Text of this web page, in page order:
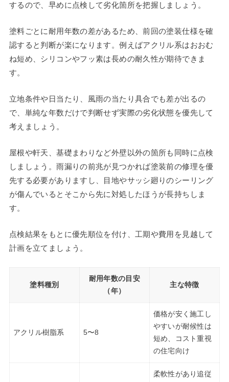
するので、早めに点検して劣化箇所を把握しましょう。
塗料ごとに耐用年数の差があるため、前回の塗装仕様を確
認すると判断が楽になります。例えばアクリル系はおおむ
ね短め、シリコンやフッ素は長めの耐久性が期待できま
す。
立地条件や日当たり、風雨の当たり具合でも差が出るの
で、単純な年数だけで判断せず実際の劣化状態を優先して
考えましょう。
屋根や軒天、基礎まわりなど外壁以外の箇所も同時に点検
しましょう。雨漏りの前兆が見つかれば塗装前の修理を優
先する必要がありますし、目地やサッシ廻りのシーリング
が傷んでいるとそこから先に対処したほうが長持ちしま
す。
点検結果をもとに優先順位を付け、工期や費用を見越して
計画を立てましょう。
塗料種別
耐用年数の目安
（年）
主な特徴
アクリル樹脂系 5〜8
価格が安く施工し
やすいが耐候性は
短め、コスト重視
の住宅向け
柔軟性があり追従